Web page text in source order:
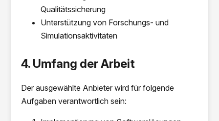
Qualitätssicherung
Unterstützung von Forschungs- und
Simulationsaktivitäten
4. Umfang der Arbeit
Der ausgewählte Anbieter wird für folgende
Aufgaben verantwortlich sein: